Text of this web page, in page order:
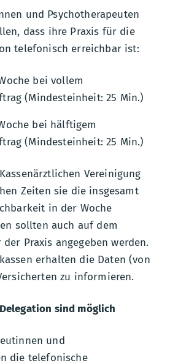
und Psychotherapeuten
dass ihre Praxis für die
telefonisch erreichbar ist:
bei vollem
(Mindesteinheit: 25 Min.)
bei hälftigem
(Mindesteinheit: 25 Min.)
Vereinigung
Zeiten sie die insgesamt
in der Woche
sollten auch auf dem
Praxis angegeben werden.
erhalten die Daten (von
zu informieren.
sind möglich
und
die telefonische